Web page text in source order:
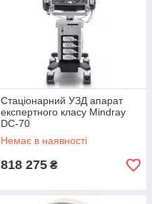
Стаціонарний УЗД апарат
експертного класу Mindray
DC-70
Немає в наявності
818 275 ₴